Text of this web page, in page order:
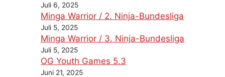
Juli 6, 2025
Minga Warrior / 2. Ninja-Bundesliga
Juli 5, 2025
Minga Warrior / 3. Ninja-Bundesliga
Juli 5, 2025
OG Youth Games 5.3
Juni 21, 2025